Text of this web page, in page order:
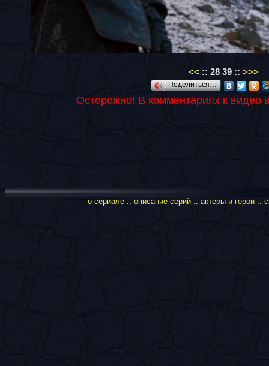
<< :: 28 39 :: >>>
Поделиться…
Осторожно! В комментариях к видео
о сериале:: описание серий:: актеры и герои::